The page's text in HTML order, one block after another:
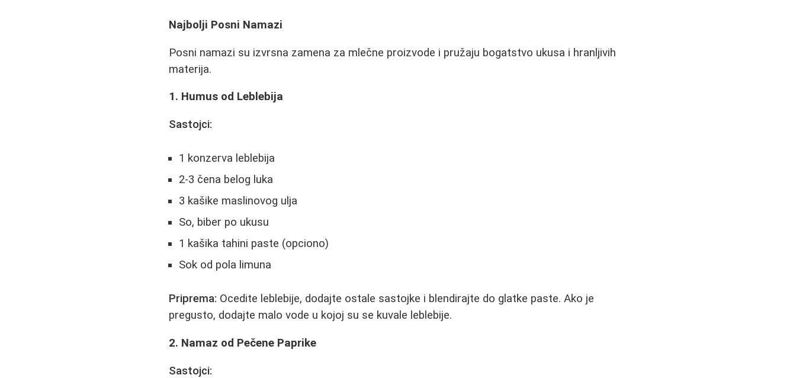
Najbolji Posni Namazi
Posni namazi su izvrsna zamena za mlečne proizvode i pružaju bogatstvo ukusa i hranljivih
materija.
1. Humus od Leblebija
Sastojci:
1 konzerva leblebija
2-3 čena belog luka
3 kašike maslinovog ulja
So, biber po ukusu
1 kašika tahini paste (opciono)
Sok od pola limuna
Priprema: Ocedite leblebije, dodajte ostale sastojke i blendirajte do glatke paste. Ako je
pregusto, dodajte malo vode u kojoj su se kuvale leblebije.
2. Namaz od Pečene Paprike
Sastojci: